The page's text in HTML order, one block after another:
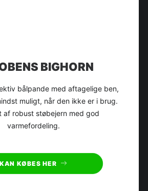
BIGHORN
bålpande med aftagelige ben,
muligt, når den ikke er i brug.
af robust støbejern med god
varmefordeling.
KAN KØBES HER